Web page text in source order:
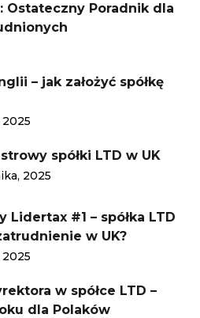
Ostateczny Poradnik dla
– jak założyć spółkę
spółki LTD w UK
2025
Lidertax #1 – spółka LTD
w UK?
w spółce LTD –
dla Polaków